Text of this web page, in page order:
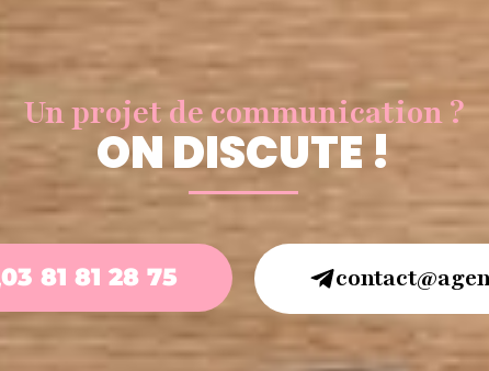
Un projet de communication ?
ON DISCUTE !
03 81 81 28 75